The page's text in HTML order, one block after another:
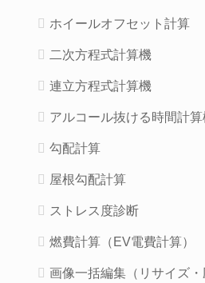
ホイールオフセット計算
二次方程式計算機
連立方程式計算機
アルコール抜ける時間計算
勾配計算
屋根勾配計算
ストレス度診断
燃費計算（EV電費計算）
画像一括編集（リサイズ・